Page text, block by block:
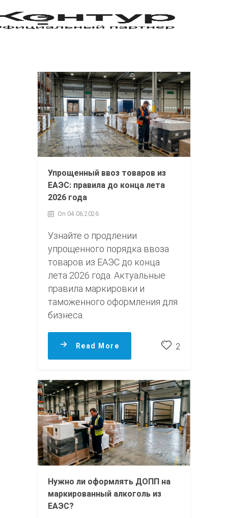
Упрощенный ввоз товаров из
ЕАЭС: правила до конца лета
2026 года
On 04.06.2026
Узнайте о продлении
упрощенного порядка ввоза
товаров из ЕАЭС до конца
лета 2026 года. Актуальные
правила маркировки и
таможенного оформления для
бизнеса.
Read More 2
Нужно ли оформлять ДОПП на
маркированный алкоголь из
ЕАЭС?